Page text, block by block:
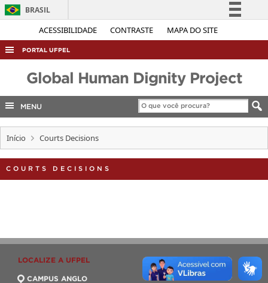
ACESSIBILIDADE CONTRASTE MAPA DO SITE
BRASIL
Simplifique!
Acesso à informação
Legislação
Canais
PORTAL UFPEL
COBALTO
INTERNACIONAL
Global Human Dignity Project
MENU
Início Courts Decisions
COURTS DECISIONS
LOCALIZE A UFPEL
CAMPUS ANGLO